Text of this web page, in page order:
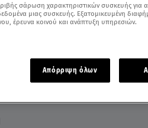
σάρωση χαρακτηριστικών συσκευής για
μιας συσκευής. Εξατομικευμένη
έρευνα κοινού και ανάπτυξη υπηρεσιών.
Απόρριψη όλων